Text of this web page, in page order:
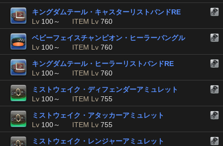
キングダムテール・キャスターリストバンドRE
Lv 100～ ITEM Lv 760
ベビーフェイスチャンピオン・ヒーラーバングル
Lv 100～ ITEM Lv 760
キングダムテール・ヒーラーリストバンドRE
Lv 100～ ITEM Lv 760
ミストウェイク・ディフェンダーアミュレット
Lv 100～ ITEM Lv 755
ミストウェイク・アタッカーアミュレット
Lv 100～ ITEM Lv 755
ミストウェイク・レンジャーアミュレット